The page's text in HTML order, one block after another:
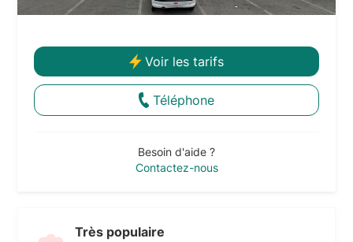
Voir les tarifs
Téléphone
Besoin d'aide ?
Contactez-nous
Très populaire